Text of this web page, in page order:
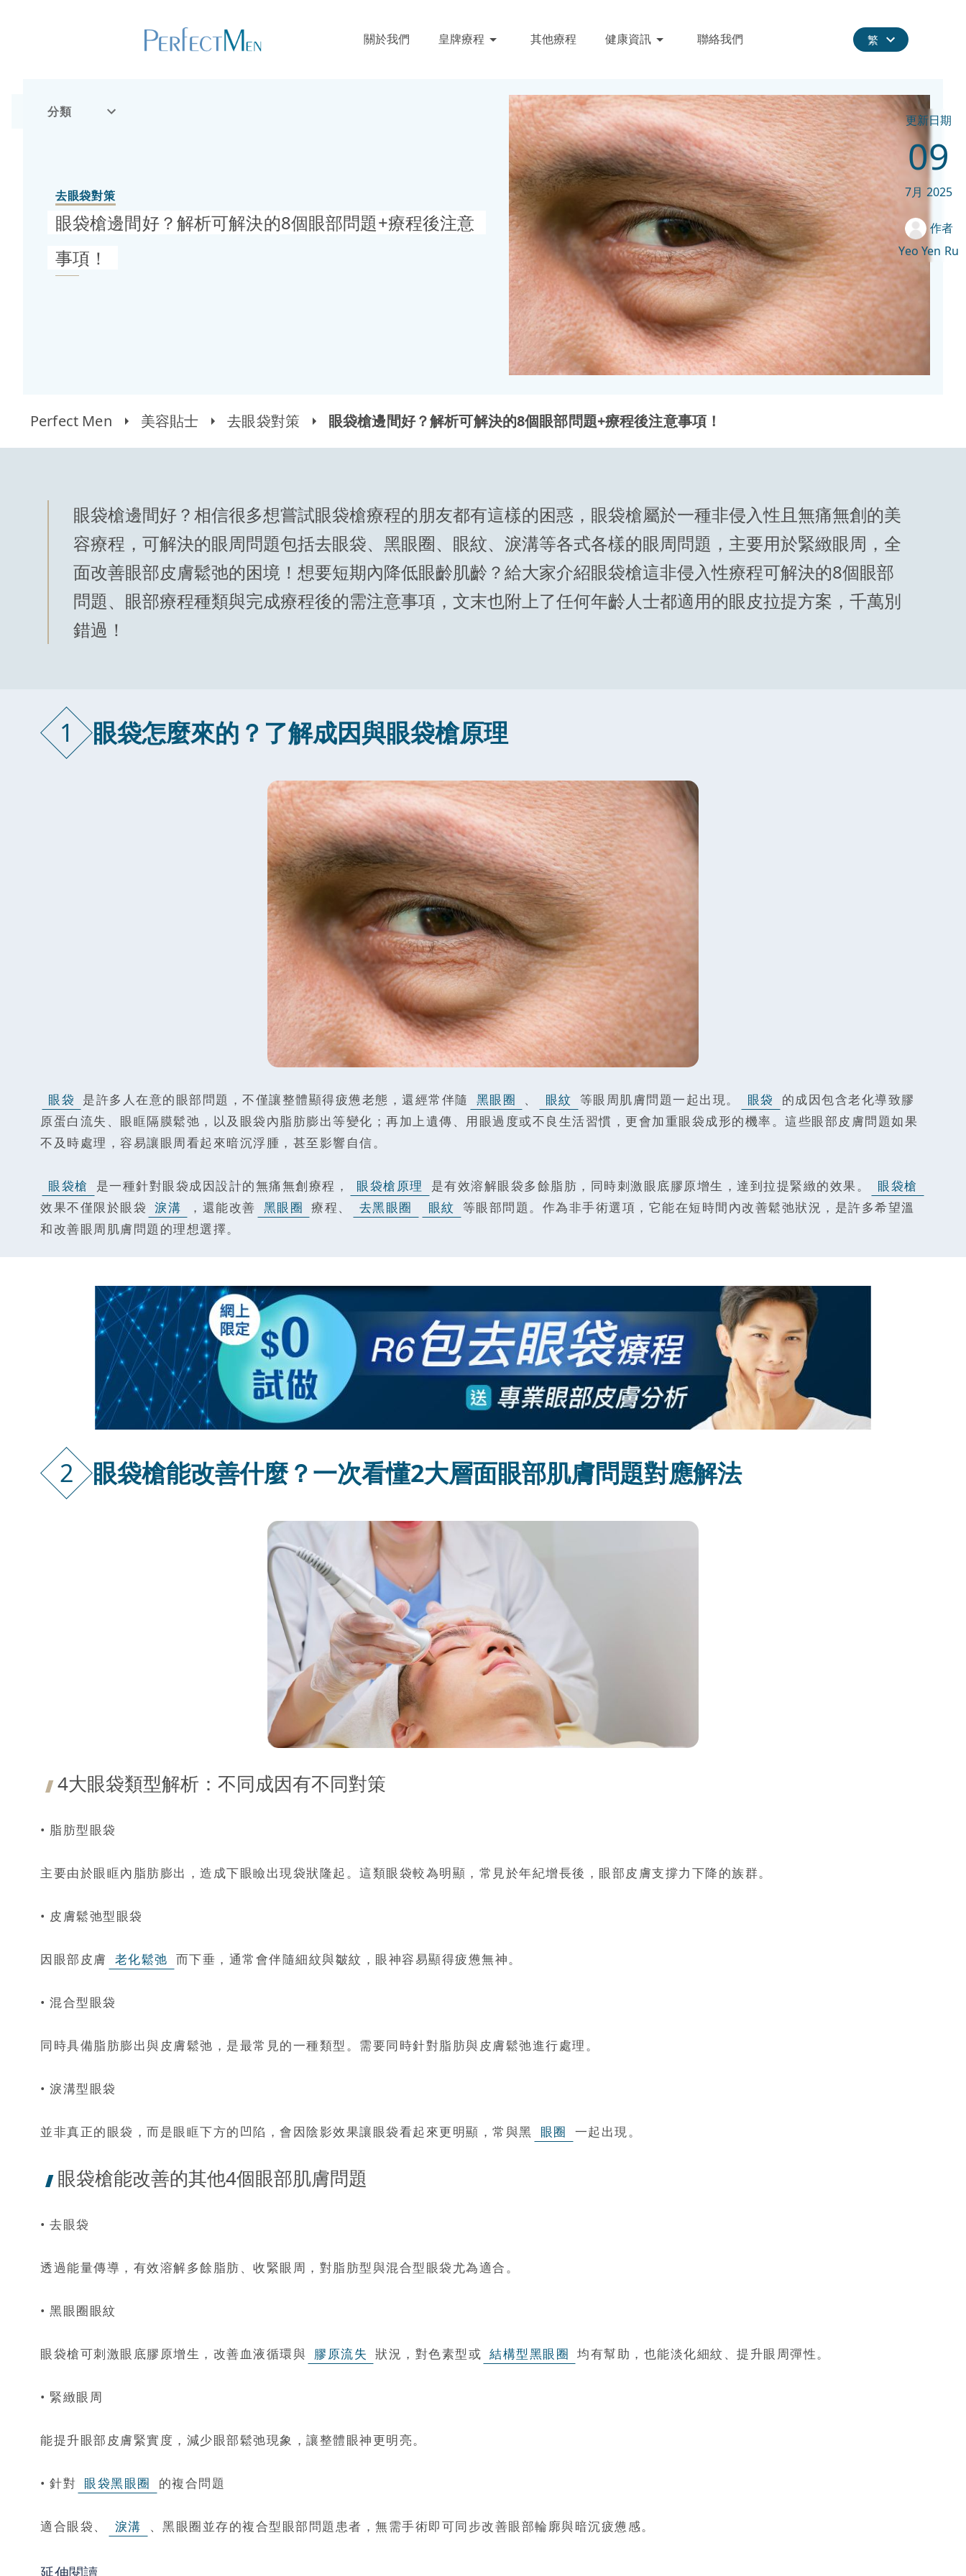
分類 更新日期
09
7月 2025
作者
Yeo Yen Ru
關於我們 皇牌療程 其他療程 健康資訊 聯絡我們 繁
去眼袋對策
眼袋槍邊間好？解析可解決的8個眼部問題+療程後注意
事項！
Perfect Men 美容貼士 去眼袋對策 眼袋槍邊間好？解析可解決的8個眼部問題+療程後注意事項！
眼袋槍邊間好？相信很多想嘗試眼袋槍療程的朋友都有這樣的困惑，眼袋槍屬於一種非侵入性且無痛無創的美
容療程，可解決的眼周問題包括去眼袋、黑眼圈、眼紋、淚溝等各式各樣的眼周問題，主要用於緊緻眼周，全
面改善眼部皮膚鬆弛的困境！想要短期內降低眼齡肌齡？給大家介紹眼袋槍這非侵入性療程可解決的8個眼部
問題、眼部療程種類與完成療程後的需注意事項，文末也附上了任何年齡人士都適用的眼皮拉提方案，千萬別
錯過！
1 眼袋怎麼來的？了解成因與眼袋槍原理
眼袋 是許多人在意的眼部問題，不僅讓整體顯得疲憊老態，還經常伴隨 黑眼圈 、 眼紋 等眼周肌膚問題一起出現。 眼袋
的成因包含老化導致膠
原蛋白流失、眼眶隔膜鬆弛，以及眼袋內脂肪膨出等變化；再加上遺傳、用眼過度或不良生活習慣，更會加重眼袋成形的機率。這些眼部皮膚問題如果
不及時處理，容易讓眼周看起來暗沉浮腫，甚至影響自信。
眼袋槍 是一種針對眼袋成因設計的無痛無創療程， 眼袋槍原理 是有效溶解眼袋多餘脂肪，同時刺激眼底膠原增生，達到拉提緊緻的效果。
眼袋槍
效果不僅限於眼袋 淚溝 ，還能改善 黑眼圈 療程、 去黑眼圈 眼紋 等眼部問題。作為非手術選項，它能在短時間內改善鬆弛狀況，是許多希望溫
和改善眼周肌膚問題的理想選擇。
2 眼袋槍能改善什麼？一次看懂2大層面眼部肌膚問題對應解法
4大眼袋類型解析：不同成因有不同對策
• 脂肪型眼袋
主要由於眼眶內脂肪膨出，造成下眼瞼出現袋狀隆起。這類眼袋較為明顯，常見於年紀增長後，眼部皮膚支撐力下降的族群。
• 皮膚鬆弛型眼袋
因眼部皮膚 老化鬆弛 而下垂，通常會伴隨細紋與皺紋，眼神容易顯得疲憊無神。
• 混合型眼袋
同時具備脂肪膨出與皮膚鬆弛，是最常見的一種類型。需要同時針對脂肪與皮膚鬆弛進行處理。
• 淚溝型眼袋
並非真正的眼袋，而是眼眶下方的凹陷，會因陰影效果讓眼袋看起來更明顯，常與黑 眼圈 一起出現。
眼袋槍能改善的其他4個眼部肌膚問題
• 去眼袋
透過能量傳導，有效溶解多餘脂肪、收緊眼周，對脂肪型與混合型眼袋尤為適合。
• 黑眼圈眼紋
眼袋槍可刺激眼底膠原增生，改善血液循環與 膠原流失 狀況，對色素型或 結構型黑眼圈 均有幫助，也能淡化細紋、提升眼周彈性。
• 緊緻眼周
能提升眼部皮膚緊實度，減少眼部鬆弛現象，讓整體眼神更明亮。
• 針對 眼袋黑眼圈 的複合問題
適合眼袋、 淚溝 、黑眼圈並存的複合型眼部問題患者，無需手術即可同步改善眼部輪廓與暗沉疲憊感。